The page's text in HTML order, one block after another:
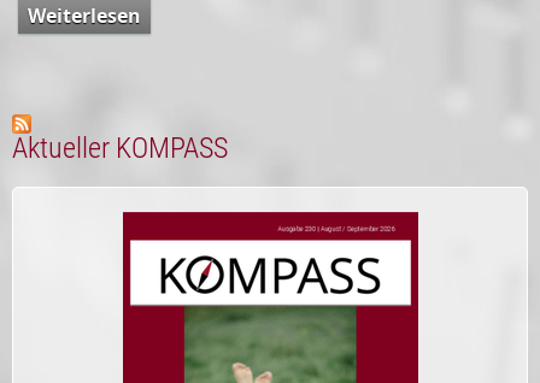
Weiterlesen
Aktueller KOMPASS